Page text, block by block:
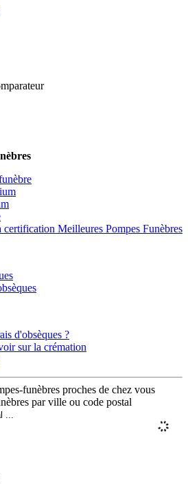
certification Meilleures Pompes Funèbres
d'obsèques ?
sur la crémation
funèbres proches de chez vous
par ville ou code postal